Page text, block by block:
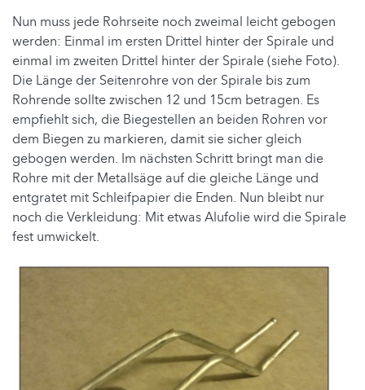
Nun muss jede Rohrseite noch zweimal leicht gebogen
werden: Einmal im ersten Drittel hinter der Spirale und
einmal im zweiten Drittel hinter der Spirale (siehe Foto).
Die Länge der Seitenrohre von der Spirale bis zum
Rohrende sollte zwischen 12 und 15cm betragen. Es
empfiehlt sich, die Biegestellen an beiden Rohren vor
dem Biegen zu markieren, damit sie sicher gleich
gebogen werden. Im nächsten Schritt bringt man die
Rohre mit der Metallsäge auf die gleiche Länge und
entgratet mit Schleifpapier die Enden. Nun bleibt nur
noch die Verkleidung: Mit etwas Alufolie wird die Spirale
fest umwickelt.